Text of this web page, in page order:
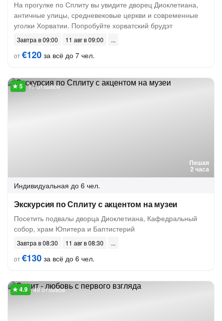
На прогулке по Сплиту вы увидите дворец Диоклетиана,
античные улицы, средневековые церкви и современные
уголки Хорватии. Попробуйте хорватский брудэт
Завтра в 09:00
11 авг в 09:00
от€120 за всё до 7 чел.
Пешая
2 часа
17 отзывов
Индивидуальная до 6 чел.
Экскурсия по Сплиту с акцентом на музеи
Посетить подвалы дворца Диоклетиана, Кафедральный
собор, храм Юпитера и Баптистерий
Завтра в 08:30
11 авг в 08:30
от€130 за всё до 6 чел.
49 отзывов